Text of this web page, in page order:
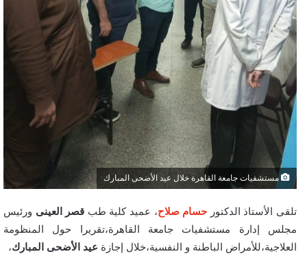
مستشفيات جامعة القاهرة خلال عيد الأضحى المبارك
تلقى الأستاذ الدكتور حسام صلاح، عميد كلية طب قصر العينى ورئيس
مجلس إدارة مستشفيات جامعة القاهرة،تقريرا حول المنظومة
العلاجية،للأمراض الباطنة و النفسية،خلال إجازة عيد الأضحى المبارك،